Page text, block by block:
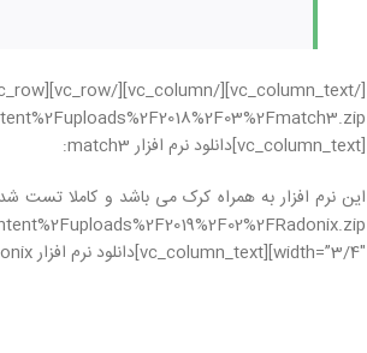
[vc_column_text]دانلود نرم افزار match3:
width=”3/4″][vc_column_text]دانلود نرم افزار Radonix به صورت کامل:[/vc_column_text][/vc_column][/vc_row]